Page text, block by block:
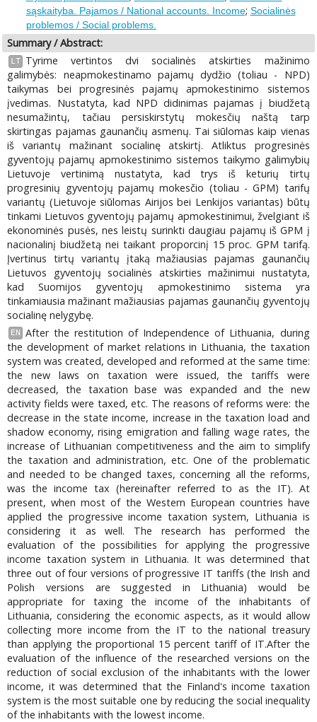
sąskaityba. Pajamos / National accounts. Income; Socialinės
problemos / Social problems.
Summary / Abstract:
LT
Tyrime vertintos dvi socialinės atskirties mažinimo
galimybės: neapmokestinamo pajamų dydžio (toliau - NPD)
taikymas bei progresinės pajamų apmokestinimo sistemos
įvedimas. Nustatyta, kad NPD didinimas pajamas į biudžetą
nesumažintų, tačiau persiskirstytų mokesčių naštą tarp
skirtingas pajamas gaunančių asmenų. Tai siūlomas kaip vienas
iš variantų mažinant socialinę atskirtį. Atliktus progresinės
gyventojų pajamų apmokestinimo sistemos taikymo galimybių
Lietuvoje vertinimą nustatyta, kad trys iš keturių tirtų
progresinių gyventojų pajamų mokesčio (toliau - GPM) tarifų
variantų (Lietuvoje siūlomas Airijos bei Lenkijos variantas) būtų
tinkami Lietuvos gyventojų pajamų apmokestinimui, žvelgiant iš
ekonominės pusės, nes leistų surinkti daugiau pajamų iš GPM į
nacionalinį biudžetą nei taikant proporcinį 15 proc. GPM tarifą.
Įvertinus tirtų variantų įtaką mažiausias pajamas gaunančių
Lietuvos gyventojų socialinės atskirties mažinimui nustatyta,
kad Suomijos gyventojų apmokestinimo sistema yra
tinkamiausia mažinant mažiausias pajamas gaunančių gyventojų
socialinę nelygybę.
EN
After the restitution of Independence of Lithuania, during
the development of market relations in Lithuania, the taxation
system was created, developed and reformed at the same time:
the new laws on taxation were issued, the tariffs were
decreased, the taxation base was expanded and the new
activity fields were taxed, etc. The reasons of reforms were: the
decrease in the state income, increase in the taxation load and
shadow economy, rising emigration and falling wage rates, the
increase of Lithuanian competitiveness and the aim to simplify
the taxation and administration, etc. One of the problematic
and needed to be changed taxes, concerning all the reforms,
was the income tax (hereinafter referred to as the IT). At
present, when most of the Western European countries have
applied the progressive income taxation system, Lithuania is
considering it as well. The research has performed the
evaluation of the possibilities for applying the progressive
income taxation system in Lithuania. It was determined that
three out of four versions of progressive IT tariffs (the Irish and
Polish versions are suggested in Lithuania) would be
appropriate for taxing the income of the inhabitants of
Lithuania, considering the economic aspects, as it would allow
collecting more income from the IT to the national treasury
than applying the proportional 15 percent tariff of IT.After the
evaluation of the influence of the researched versions on the
reduction of social exclusion of the inhabitants with the lower
income, it was determined that the Finland's income taxation
system is the most suitable one by reducing the social inequality
of the inhabitants with the lowest income.